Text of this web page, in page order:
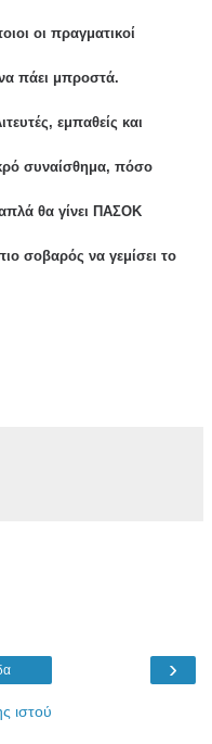
οι πραγματικοί
πάει μπροστά.
εμπαθείς και
συναίσθημα, πόσο
θα γίνει ΠΑΣΟΚ
σοβαρός να γεμίσει το
›
ιστού